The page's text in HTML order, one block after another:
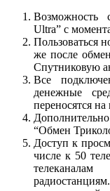
Возможность
Ultra” с
Пользоваться
же после
Спутниковую
Все
денежные
переносятся
“Обмен
Доступ к
числе к 50